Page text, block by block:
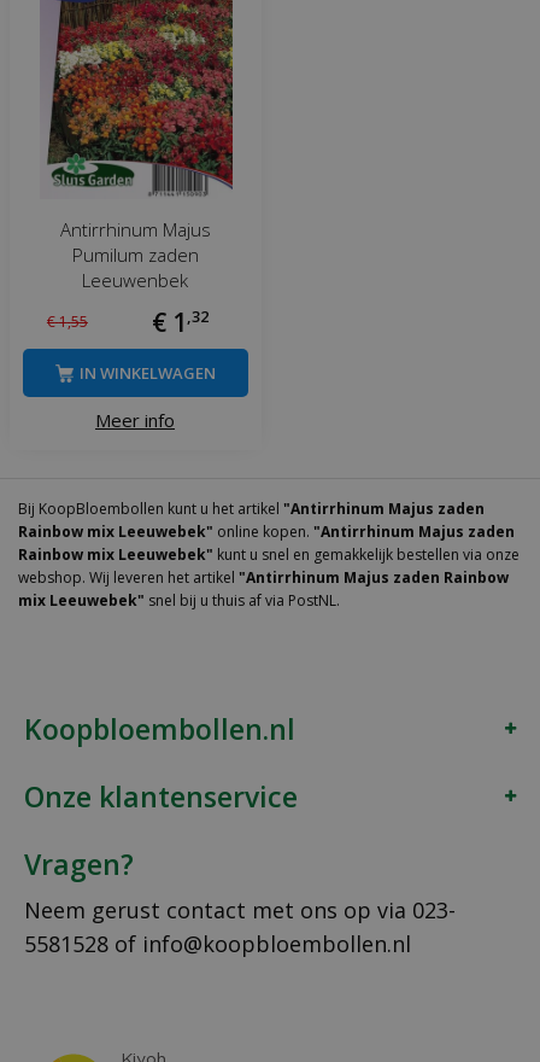
Antirrhinum Majus
Pumilum zaden
Leeuwenbek
€1,55 € 1 ,32
Meer info
IN WINKELWAGEN
Bij KoopBloembollen kunt u het artikel "Antirrhinum Majus zaden
Rainbow mix Leeuwebek" online kopen. "Antirrhinum Majus zaden
Rainbow mix Leeuwebek" kunt u snel en gemakkelijk bestellen via onze
webshop. Wij leveren het artikel "Antirrhinum Majus zaden Rainbow
mix Leeuwebek" snel bij u thuis af via PostNL.
Koopbloembollen.nl
Onze klantenservice
Vragen?
Neem gerust contact met ons op via 023-
5581528 of info@koopbloembollen.nl